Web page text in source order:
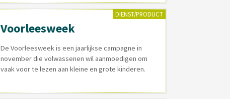
DIENST/PRODUCT
Voorleesweek
De Voorleesweek is een jaarlijkse campagne in
november die volwassenen wil aanmoedigen om
vaak voor te lezen aan kleine en grote kinderen.